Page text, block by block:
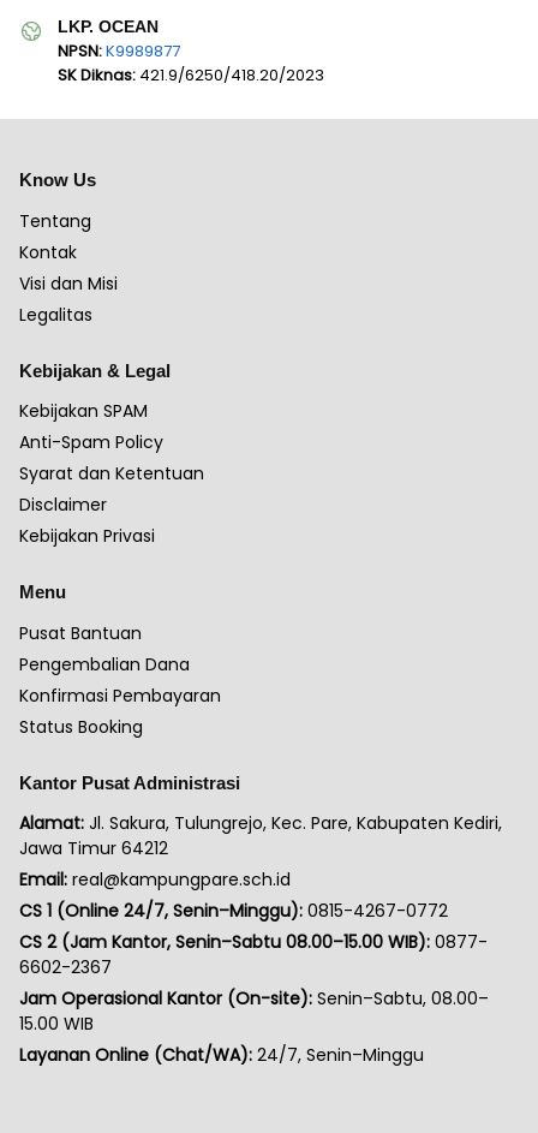
LKP. OCEAN
NPSN:K9989877
SK Diknas: 421.9/6250/418.20/2023
Know Us
Tentang
Kontak
Visi dan Misi
Legalitas
Kebijakan & Legal
Kebijakan SPAM
Anti-Spam Policy
Syarat dan Ketentuan
Disclaimer
Kebijakan Privasi
Menu
Pusat Bantuan
Pengembalian Dana
Konfirmasi Pembayaran
Status Booking
Kantor Pusat Administrasi
Alamat: Jl. Sakura, Tulungrejo, Kec. Pare, Kabupaten Kediri,
Jawa Timur 64212
Email: real@kampungpare.sch.id
CS 1 (Online 24/7, Senin–Minggu): 0815-4267-0772
CS 2 (Jam Kantor, Senin–Sabtu 08.00–15.00 WIB): 0877-
6602-2367
Jam Operasional Kantor (On-site): Senin–Sabtu, 08.00–
15.00 WIB
Layanan Online (Chat/WA): 24/7, Senin–Minggu